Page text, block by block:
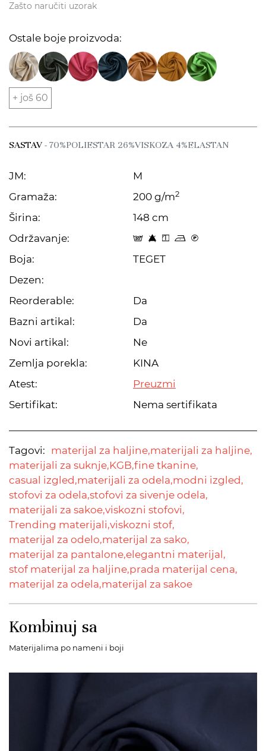
Zašto naručiti uzorak
Ostale boje proizvoda:
+ još 60
SASTAV- 70%POLIESTAR 26%VISKOZA 4%ELASTAN
JM:
M
Gramaža:
200 g/m2
Širina:
148 cm
Održavanje:
s 8 y o C
Boja:
TEGET
Dezen:
Reorderable:
Da
Bazni artikal:
Da
Novi artikal:
Ne
Zemlja porekla:
KINA
Atest:
Preuzmi
Sertifikat:
Nema sertifikata
Tagovi: materijal za haljine,materijali za haljine,
materijali za suknje,KGB,fine tkanine,
casual izgled,materijali za odela,modni izgled,
stofovi za odela,stofovi za sivenje odela,
materijali za sakoe,viskozni stofovi,
Trending materijali,viskozni stof,
materijal za odelo,materijal za sako,
materijal za pantalone,elegantni materijal,
stof materijal za haljine,prada materijal cena,
materijal za odela,materijal za sakoe
Kombinuj sa
Materijalima po nameni i boji